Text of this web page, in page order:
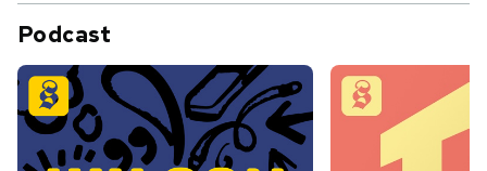
Podcast